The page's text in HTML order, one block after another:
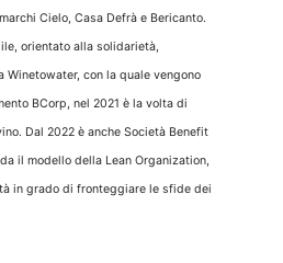
Cielo, Casa Defrà e Bericanto.
orientato alla solidarietà,
con la quale vengono
BCorp, nel 2021 è la volta di
Dal 2022 è anche Società Benefit
il modello della Lean Organization,
in grado di fronteggiare le sfide dei